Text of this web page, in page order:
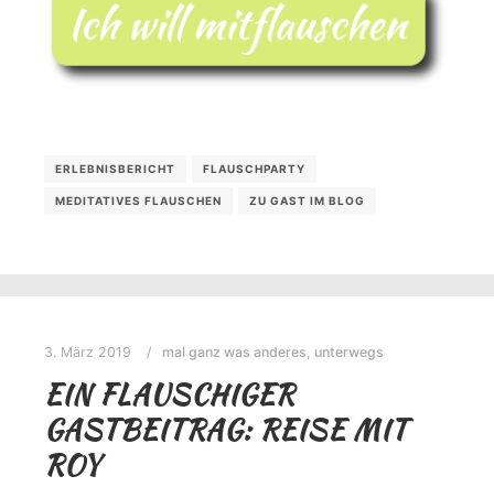
ERLEBNISBERICHT FLAUSCHPARTY
MEDITATIVES FLAUSCHEN ZU GAST IM BLOG
3. März 2019 mal ganz was anderes unterwegs
EIN FLAUSCHIGER
GASTBEITRAG: REISE MIT
ROY